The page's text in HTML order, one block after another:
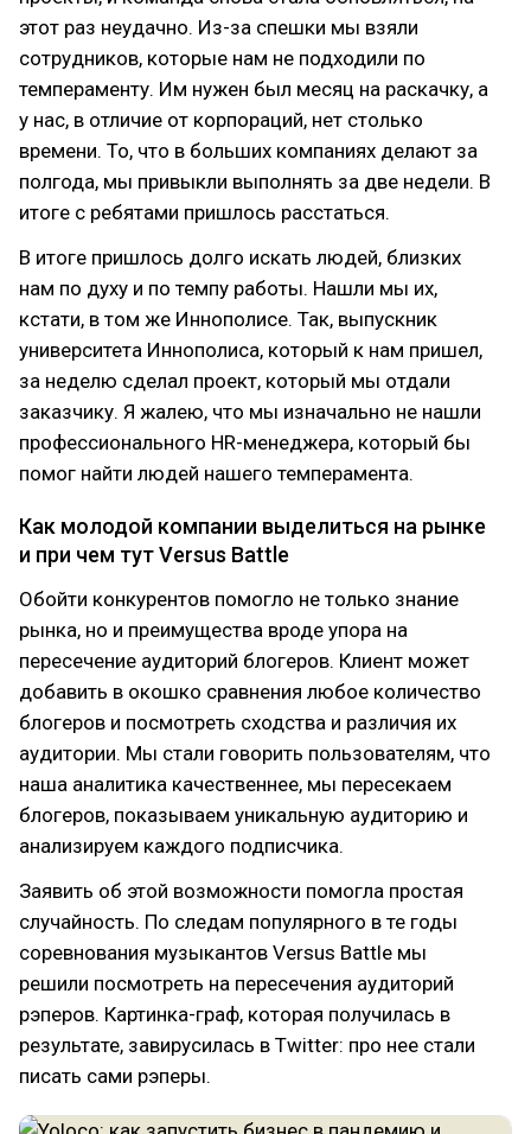
этот раз неудачно. Из-за спешки мы взяли
сотрудников, которые нам не подходили по
темпераменту. Им нужен был месяц на раскачку, а
у нас, в отличие от корпораций, нет столько
времени. То, что в больших компаниях делают за
полгода, мы привыкли выполнять за две недели. В
итоге с ребятами пришлось расстаться.
В итоге пришлось долго искать людей, близких
нам по духу и по темпу работы. Нашли мы их,
кстати, в том же Иннополисе. Так, выпускник
университета Иннополиса, который к нам пришел,
за неделю сделал проект, который мы отдали
заказчику. Я жалею, что мы изначально не нашли
профессионального HR-менеджера, который бы
помог найти людей нашего темперамента.
Как молодой компании выделиться на рынке
и при чем тут Versus Battle
Обойти конкурентов помогло не только знание
рынка, но и преимущества вроде упора на
пересечение аудиторий блогеров. Клиент может
добавить в окошко сравнения любое количество
блогеров и посмотреть сходства и различия их
аудитории. Мы стали говорить пользователям, что
наша аналитика качественнее, мы пересекаем
блогеров, показываем уникальную аудиторию и
анализируем каждого подписчика.
Заявить об этой возможности помогла простая
случайность. По следам популярного в те годы
соревнования музыкантов Versus Battle мы
решили посмотреть на пересечения аудиторий
рэперов. Картинка-граф, которая получилась в
результате, завирусилась в Twitter: про нее стали
писать сами рэперы.